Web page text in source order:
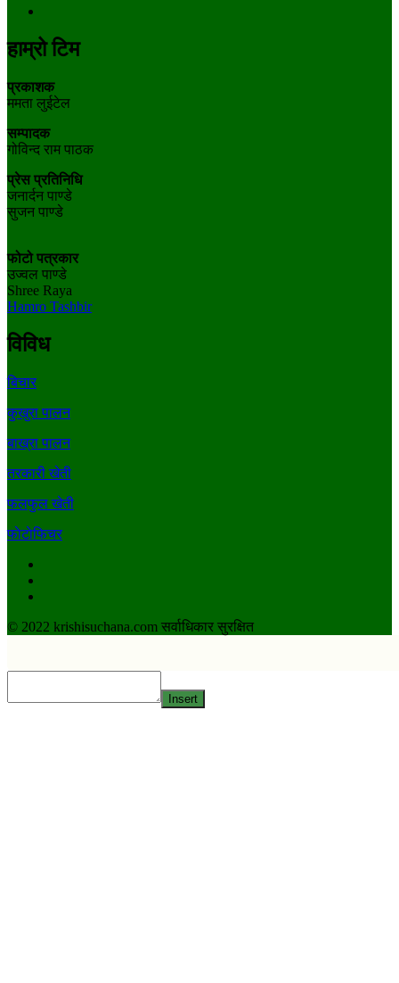
हाम्रो टिम
प्रकाशक
ममता लुईटेल
सम्पादक
गोविन्द राम पाठक
प्रेस प्रतिनिधि
जनार्दन पाण्डे
सुजन पाण्डे
फोटो पत्रकार
उज्वल पाण्डे
Shree Raya
Hamro Tashbir
विविध
बिचार
कुखुरा पालन
बाख्रा पालन
तरकारी खेती
फलफुल खेती
फाेटाेफिचर
© 2022 krishisuchana.com सर्वाधिकार सुरक्षित
Insert